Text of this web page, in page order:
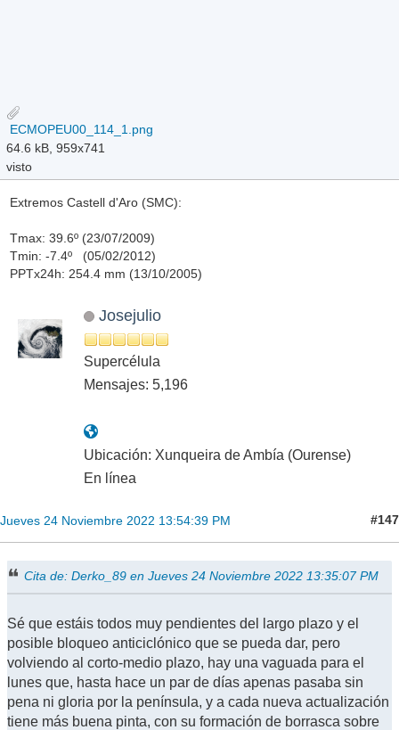
ECMOPEU00_114_1.png
64.6 kB, 959x741
visto
Extremos Castell d'Aro (SMC):
Tmax: 39.6º (23/07/2009)
Tmin: -7.4º (05/02/2012)
PPTx24h: 254.4 mm (13/10/2005)
Josejulio
Supercélula
Mensajes: 5,196
Ubicación: Xunqueira de Ambía (Ourense)
En línea
Jueves 24 Noviembre 2022 13:54:39 PM #147
Cita de: Derko_89 en Jueves 24 Noviembre 2022 13:35:07 PM
Sé que estáis todos muy pendientes del largo plazo y el
posible bloqueo anticiclónico que se pueda dar, pero
volviendo al corto-medio plazo, hay una vaguada para el
lunes que, hasta hace un par de días apenas pasaba sin
pena ni gloria por la península, y a cada nueva actualización
tiene más buena pinta, con su formación de borrasca sobre